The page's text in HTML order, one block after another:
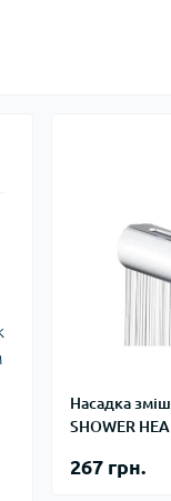
Насадка
SHOWER
267 грн.